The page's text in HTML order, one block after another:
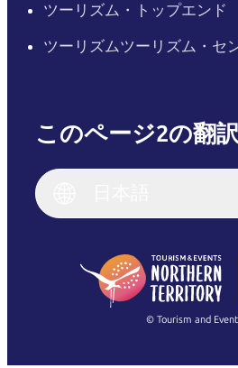
ツーリズム・トップエンド
ツーリズムツーリズム・セ
このページ2の翻訳
English (US)
English
(Singapore)
Français
© Tourism and